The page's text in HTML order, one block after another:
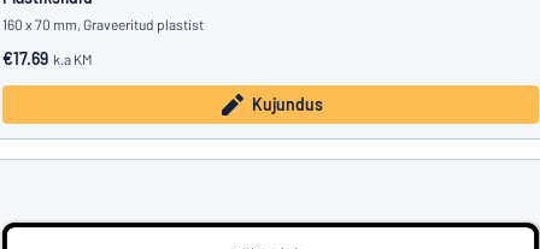
160 x 70 mm, Graveeritud plastist
€17.69 k.a KM
Kujundus